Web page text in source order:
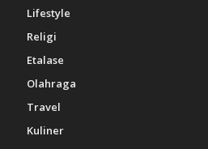
Lifestyle
Religi
Etalase
Olahraga
Travel
Kuliner